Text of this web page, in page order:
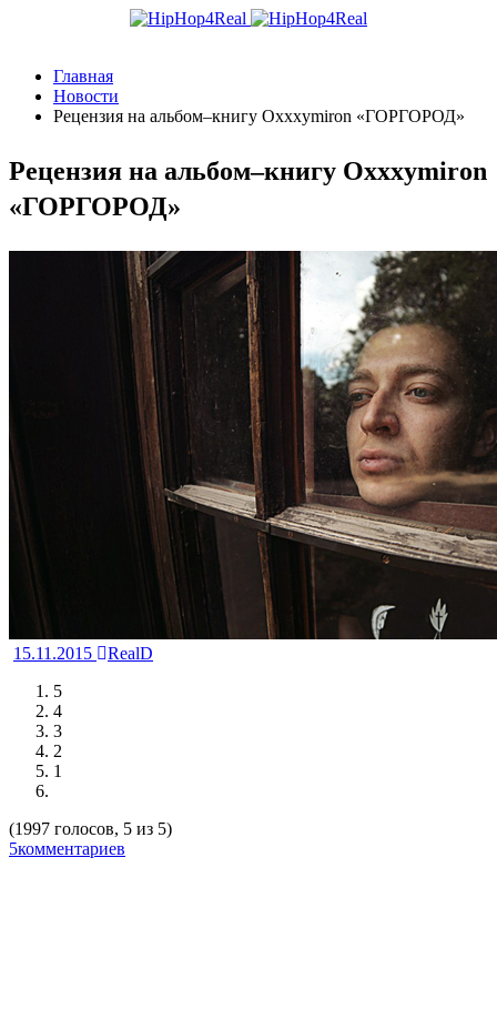
Главная
Новости
Рецензия на альбом–книгу Oxxxymiron «ГОРГОРОД»
Рецензия на альбом–книгу Oxxxymiron
«ГОРГОРОД»
15.11.2015
RealD
5
4
3
2
1
(1997 голосов, 5 из 5)
5комментариев